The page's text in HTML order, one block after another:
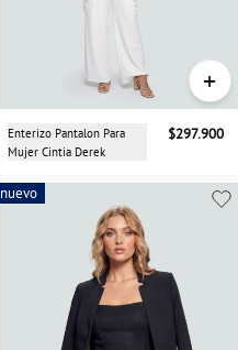
+
Enterizo Pantalon Para
Mujer Cintia Derek
$297.900
nuevo
nuevo